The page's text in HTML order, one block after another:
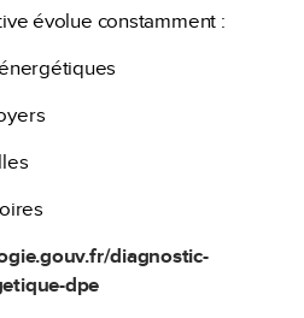
évolue constamment :
diagnostic-
dpe